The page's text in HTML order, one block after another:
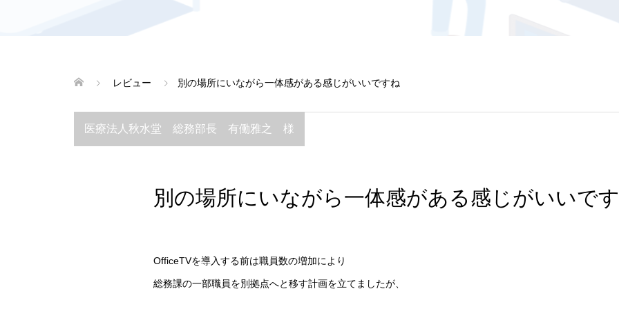
レビュー 別の場所にいながら一体感がある感じがいいですね
医療法人秋水堂 総務部長 有働雅之 様
別の場所にいながら一体感がある感じがいいで
OfficeTVを導入する前は職員数の増加により
総務課の一部職員を別拠点へと移す計画を立てましたが、